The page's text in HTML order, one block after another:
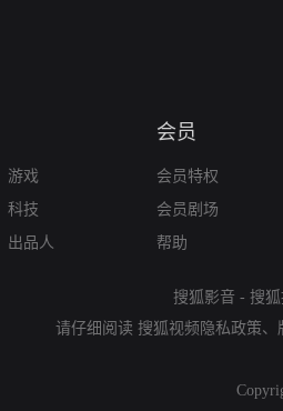
游戏
科技
出品人
会员
会员特权
会员剧场
帮助
搜狐影音 - 搜
请仔细阅读 搜狐视频隐私政策、